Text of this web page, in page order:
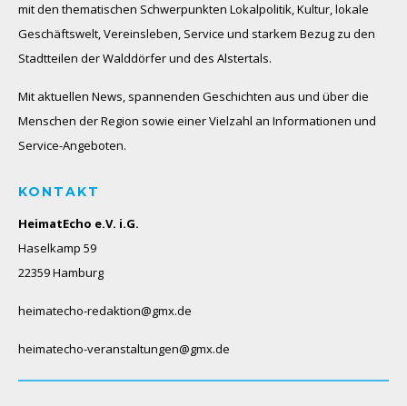
mit den thematischen Schwerpunkten Lokalpolitik, Kultur, lokale
Geschäftswelt, Vereinsleben, Service und starkem Bezug zu den
Stadtteilen der Walddörfer und des Alstertals.
Mit aktuellen News, spannenden Geschichten aus und über die
Menschen der Region sowie einer Vielzahl an Informationen und
Service-Angeboten.
KONTAKT
HeimatEcho e.V. i.G.
Haselkamp 59
22359 Hamburg
heimatecho-redaktion@gmx.de
heimatecho-veranstaltungen@gmx.de